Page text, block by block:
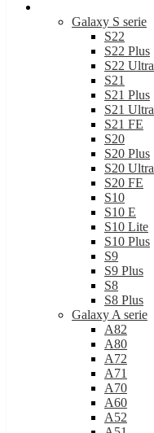
Galaxy S serie
S22
S22 Plus
S22 Ultra
S21
S21 Plus
S21 Ultra
S21 FE
S20
S20 Plus
S20 Ultra
S20 FE
S10
S10 E
S10 Lite
S10 Plus
S9
S9 Plus
S8
S8 Plus
Galaxy A serie
A82
A80
A72
A71
A70
A60
A52